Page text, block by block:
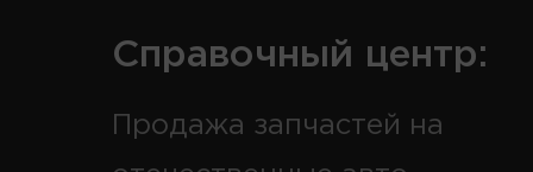
Справочный центр:
Продажа запчастей на